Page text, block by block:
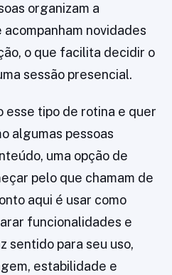
organizam a
novidades
o que facilita decidir o
sessão presencial.
esse tipo de rotina e quer
algumas pessoas
uma opção de
pelo que chamam de
aqui é usar como
funcionalidades e
sentido para seu uso,
estabilidade e